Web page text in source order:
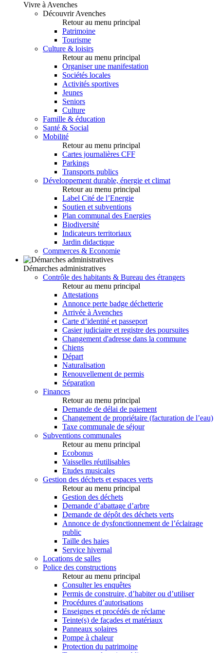
Vivre à Avenches
Découvrir Avenches
Retour au menu principal
Patrimoine
Tourisme
Culture & loisirs
Retour au menu principal
Organiser une manifestation
Sociétés locales
Activités sportives
Jeunes
Seniors
Culture
Famille & éducation
Santé & Social
Mobilité
Retour au menu principal
Cartes journalières CFF
Parkings
Transports publics
Développement durable, énergie et climat
Retour au menu principal
Label Cité de l’Energie
Soutien et subventions
Plan communal des Energies
Biodiversité
Indicateurs territoriaux
Jardin didactique
Commerces & Economie
Démarches administratives
Contrôle des habitants & Bureau des étrangers
Retour au menu principal
Attestations
Annonce perte badge déchetterie
Arrivée à Avenches
Carte d’identité et passeport
Casier judiciaire et registre des poursuites
Changement d'adresse dans la commune
Chiens
Départ
Naturalisation
Renouvellement de permis
Séparation
Finances
Retour au menu principal
Demande de délai de paiement
Changement de propriétaire (facturation de l’eau)
Taxe communale de séjour
Subventions communales
Retour au menu principal
Ecobonus
Vaisselles réutilisables
Etudes musicales
Gestion des déchets et espaces verts
Retour au menu principal
Gestion des déchets
Demande d’abattage d’arbre
Demande de dépôt des déchets verts
Annonce de dysfonctionnement de l’éclairage
public
Taille des haies
Service hivernal
Locations de salles
Police des constructions
Retour au menu principal
Consulter les enquêtes
Permis de construire, d’habiter ou d’utiliser
Procédures d’autorisations
Enseignes et procédés de réclame
Teinte(s) de façades et matériaux
Panneaux solaires
Pompe à chaleur
Protection du patrimoine